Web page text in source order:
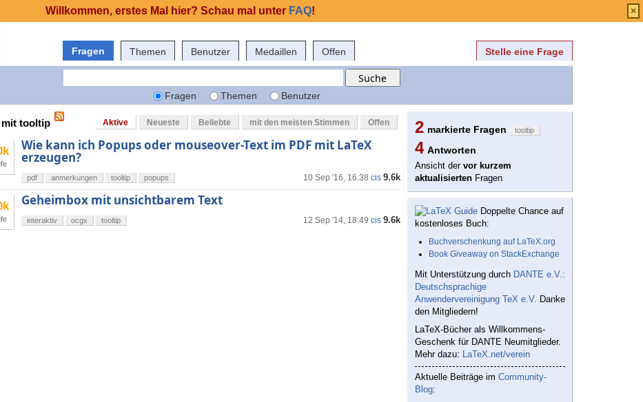
Fragen Themen Benutzer Medaillen Offen Stelle eine Frage
Fragen Themen Benutzer
mit tooltip Aktive Neueste Beliebte mit den meisten Stimmen Offen
Wie kann ich Popups oder mouseover-Text im PDF mit LaTeX
erzeugen?
10 Sep '16, 16:38 cis 9.6k
pdf anmerkungen tooltip popups
Geheimbox mit unsichtbarem Text
12 Sep '14, 18:49 cis 9.6k
interaktiv ocgx tooltip
2 markierte Fragen tooltip
4 Antworten
Ansicht der vor kurzem
aktualisierten Fragen
Doppelte Chance auf
kostenloses Buch:
Buchverschenkung auf LaTeX.org
Book Giveaway on StackExchange
Mit Unterstützung durch DANTE e.V.:
Deutschsprachige
Anwendervereinigung TeX e.V. Danke
den Mitgliedern!
LaTeX-Bücher als Willkommens-
Geschenk für DANTE Neumitglieder.
Mehr dazu: LaTeX.net/verein
Aktuelle Beiträge im Community-
Blog:
Willkommen, erstes Mal hier? Schau mal unter FAQ! ×